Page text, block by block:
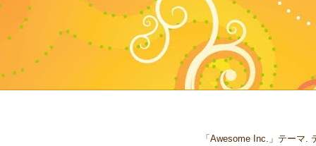
「Awesome Inc.」テーマ.